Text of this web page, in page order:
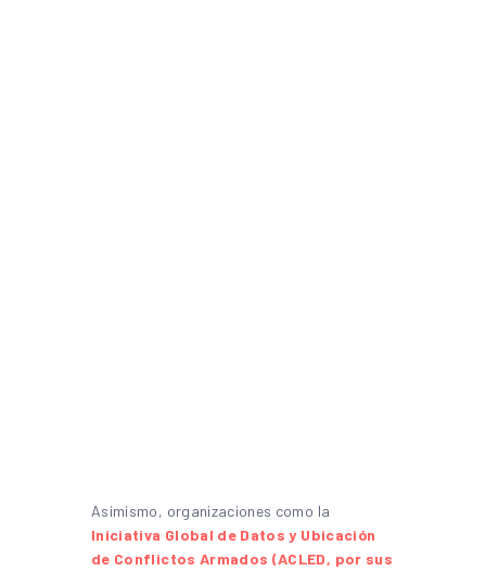
Asimismo, organizaciones como la
Iniciativa Global de Datos y Ubicación
de Conflictos Armados (ACLED, por sus